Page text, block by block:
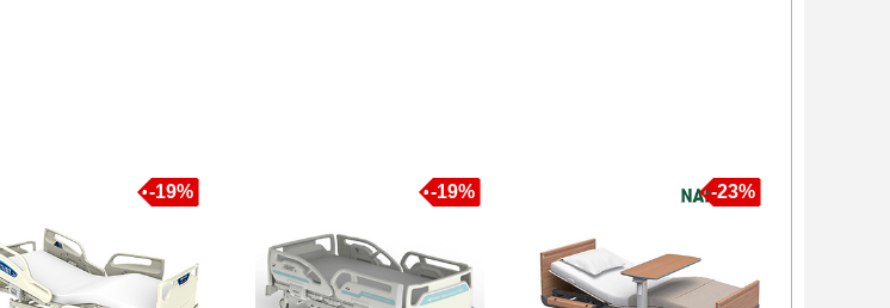
-19% -19% -23%